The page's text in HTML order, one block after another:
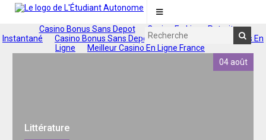
Casino Bonus Sans Depot
Casino En Ligne Retrait
Instantané
Casino Bonus Sans Depot 2025
Nouveaux Casinos En
Ligne
Meilleur Casino En Ligne France
04 août
Littérature